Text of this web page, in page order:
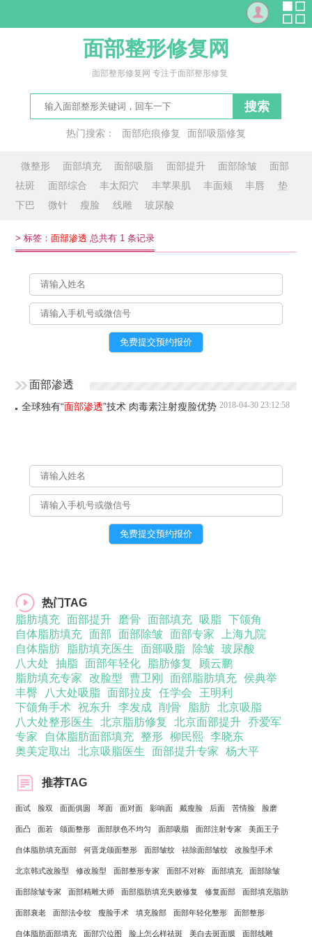
面部整形修复网
面部整形修复网 专注于面部整形修复
搜索
热门搜索： 面部疤痕修复
面部吸脂修复
微整形
面部填充 面部吸脂 面部提升 面部除皱
面部
祛斑
面部综合 丰太阳穴 丰苹果肌 丰面颊 丰唇
垫
下巴
微针 瘦脸 线雕 玻尿酸
>标签：面部渗透 总共有 1 条记录
面部渗透
2018-04-30 23:12:58
全球独有“面部渗透”技术 肉毒素注射瘦脸优势
热门TAG
脂肪填充
面部提升 磨骨 面部填充 吸脂
下颌角
自体脂肪填充
面部 面部除皱 面部专家
上海九院
自体脂肪
脂肪填充医生 面部吸脂 除皱
玻尿酸
八大处
抽脂 面部年轻化 脂肪修复
顾云鹏
脂肪填充专家
改脸型 曹卫刚 面部脂肪填充
侯典举
丰臀
八大处吸脂 面部拉皮 任学会
王明利
下颌角手术
祝东升 李发成 削骨 脂肪
北京吸脂
八大处整形医生
北京脂肪修复 北京面部提升
乔爱军
专家
自体脂肪面部填充 整形 柳民熙
李晓东
奥美定取出
北京吸脂医生 面部提升专家 杨大平
推荐TAG
面试 脸双 面面俱圆 琴面 面对面 影响面 戴瘦脸 后面 苦情脸 脸磨
面凸 面若 颌面整形 面部肤色不均匀 面部吸脂 面部注射专家 美面王子
自体脂肪填充面部 何晋龙颌面整形 面部皱纹 祛除面部皱纹 改脸型手术
北京韩式改脸型 修改脸型 面部整形专家 面部不对称 面部填充 面部除皱
面部除皱专家 面部精雕大师 面部脂肪填充失败修复 修复面部 面部填充脂肪
面部衰老 面部法令纹 瘦脸手术 填充脸部 面部年轻化整形 面部整形
自体脂肪面部填充 面部穴位图 脸上怎么样祛斑 美白去斑面膜 面部线雕